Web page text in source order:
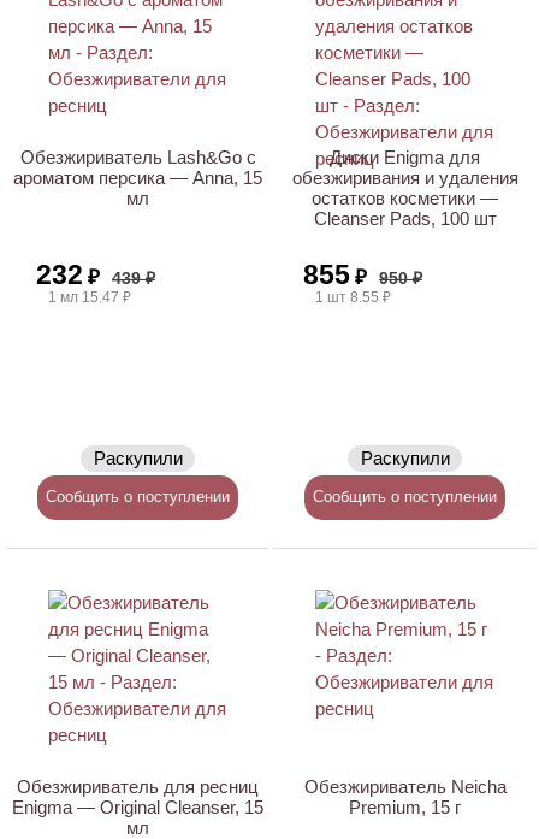
Обезжириватель Lash&Go с
ароматом персика — Anna, 15
мл
232 ₽ 439 ₽
1 мл 15.47 ₽
Раскупили
Сообщить о поступлении
Диски Enigma для
обезжиривания и удаления
остатков косметики —
Cleanser Pads, 100 шт
855 ₽ 950 ₽
1 шт 8.55 ₽
Раскупили
Сообщить о поступлении
Обезжириватель для ресниц
Enigma — Original Cleanser, 15
мл
Обезжириватель Neicha
Premium, 15 г